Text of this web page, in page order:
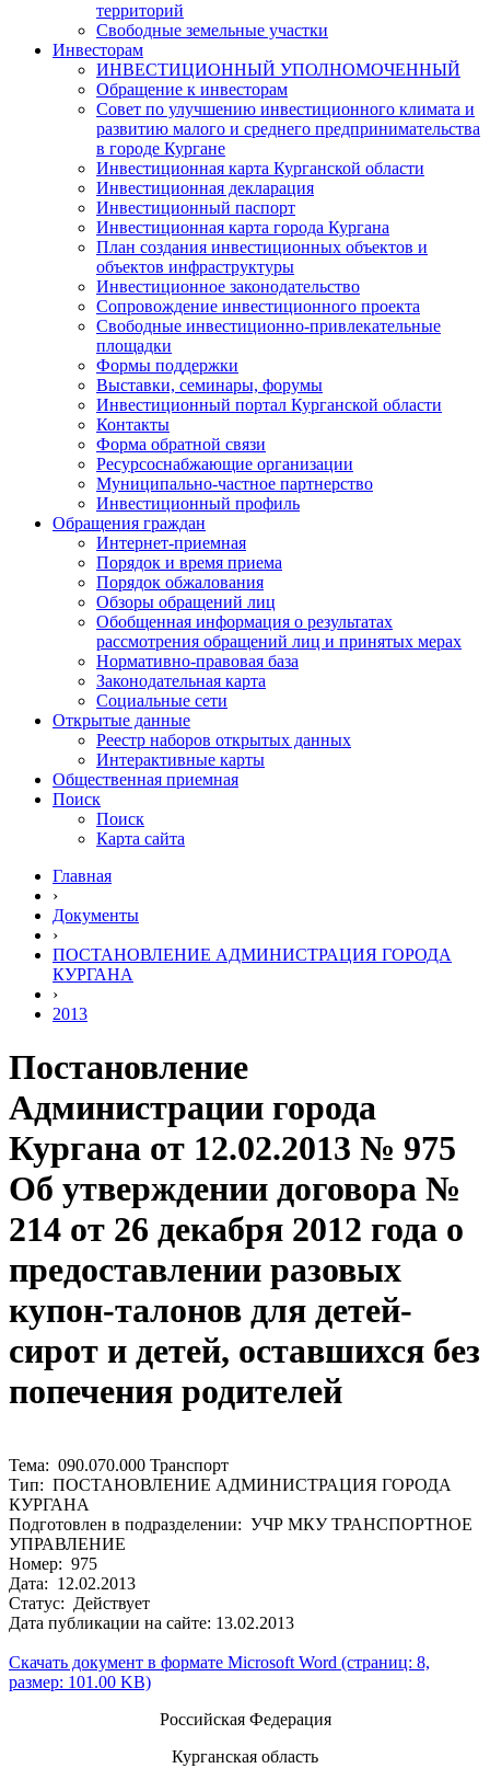
территорий
Свободные земельные участки
Инвесторам
ИНВЕСТИЦИОННЫЙ УПОЛНОМОЧЕННЫЙ
Обращение к инвесторам
Совет по улучшению инвестиционного климата и
развитию малого и среднего предпринимательства
в городе Кургане
Инвестиционная карта Курганской области
Инвестиционная декларация
Инвестиционный паспорт
Инвестиционная карта города Кургана
План создания инвестиционных объектов и
объектов инфраструктуры
Инвестиционное законодательство
Сопровождение инвестиционного проекта
Свободные инвестиционно-привлекательные
площадки
Формы поддержки
Выставки, семинары, форумы
Инвестиционный портал Курганской области
Контакты
Форма обратной связи
Ресурсоснабжающие организации
Муниципально-частное партнерство
Инвестиционный профиль
Обращения граждан
Интернет-приемная
Порядок и время приема
Порядок обжалования
Обзоры обращений лиц
Обобщенная информация о результатах
рассмотрения обращений лиц и принятых мерах
Нормативно-правовая база
Законодательная карта
Социальные сети
Открытые данные
Реестр наборов открытых данных
Интерактивные карты
Общественная приемная
Поиск
Поиск
Карта сайта
Главная
›
Документы
›
ПОСТАНОВЛЕНИЕ АДМИНИСТРАЦИЯ ГОРОДА
КУРГАНА
›
2013
Постановление
Администрации города
Кургана от 12.02.2013 № 975
Об утверждении договора №
214 от 26 декабря 2012 года о
предоставлении разовых
купон-талонов для детей-
сирот и детей, оставшихся без
попечения родителей
Тема: 090.070.000 Транспорт
Тип: ПОСТАНОВЛЕНИЕ АДМИНИСТРАЦИЯ ГОРОДА
КУРГАНА
Подготовлен в подразделении: УЧР МКУ ТРАНСПОРТНОЕ
УПРАВЛЕНИЕ
Номер: 975
Дата: 12.02.2013
Статус: Действует
Дата публикации на сайте: 13.02.2013
Скачать документ в формате Microsoft Word (страниц: 8,
размер: 101.00 KB)
Российская Федерация
Курганская область